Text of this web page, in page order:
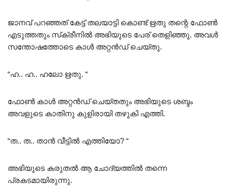
ജാനവ് പറഞ്ഞത് കേട്ട് തലയാട്ടി കൊണ്ട് ഋതു തന്റെ ഫോൺ
എടുത്തതും സ്‌ക്രീനിൽ അഭിയുടെ പേര് തെളിഞ്ഞു. അവൾ
സന്തോഷത്തോടെ കാൾ അറ്റൻഡ് ചെയ്തു.
“ഹ.. ഹ.. ഹലോ ഋതു. “
ഫോൺ കാൾ അറ്റൻഡ് ചെയ്തതും അഭിയുടെ ശബ്ദം
അവളുടെ കാതിനു കുളിരായി തഴുകി എത്തി.
“ത.. ത.. താൻ വീട്ടിൽ എത്തിയോ? “
അഭിയുടെ കരുതൽ ആ ചോദ്യത്തിൽ തന്നെ
പ്രകടമായിരുന്നു.